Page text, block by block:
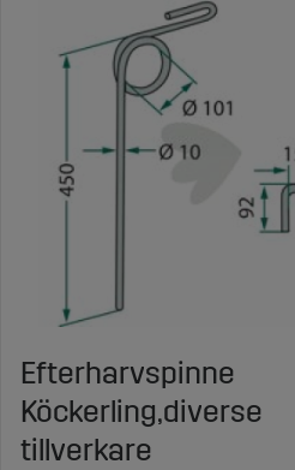
Efterharvspinne
Köckerling,diverse
tillverkare